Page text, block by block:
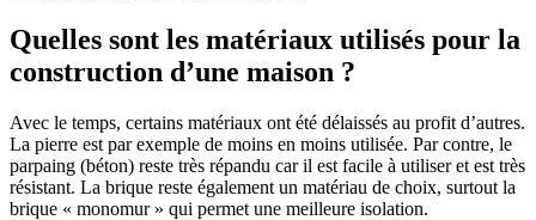
Quelles sont les matériaux utilisés pour la
construction d’une maison ?
Avec le temps, certains matériaux ont été délaissés au profit d’autres.
La pierre est par exemple de moins en moins utilisée. Par contre, le
parpaing (béton) reste très répandu car il est facile à utiliser et est très
résistant. La brique reste également un matériau de choix, surtout la
brique « monomur » qui permet une meilleure isolation.